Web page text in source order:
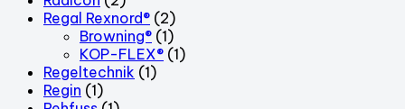
Regal Rexnord® (2)
Browning® (1)
KOP-FLEX® (1)
Regeltechnik (1)
Regin (1)